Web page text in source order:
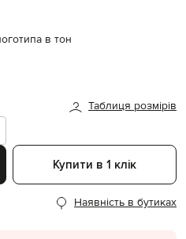
в тон
Таблиця розмірів
Купити в 1 клік
Наявність в бутиках